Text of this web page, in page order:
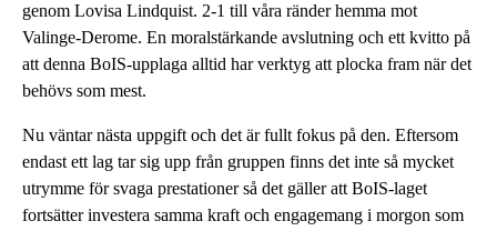
genom Lovisa Lindquist. 2-1 till våra ränder hemma mot
Valinge-Derome. En moralstärkande avslutning och ett kvitto på
att denna BoIS-upplaga alltid har verktyg att plocka fram när det
behövs som mest.
Nu väntar nästa uppgift och det är fullt fokus på den. Eftersom
endast ett lag tar sig upp från gruppen finns det inte så mycket
utrymme för svaga prestationer så det gäller att BoIS-laget
fortsätter investera samma kraft och engagemang i morgon som